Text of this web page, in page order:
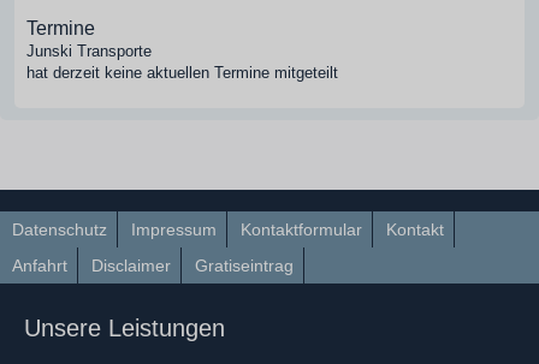
Termine
Junski Transporte
hat derzeit keine aktuellen Termine mitgeteilt
Datenschutz Impressum Kontaktformular
Kontakt
Anfahrt
Disclaimer Gratiseintrag
Unsere Leistungen